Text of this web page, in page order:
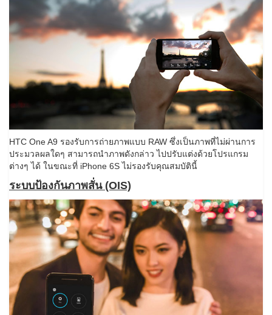
HTC One A9 รองรับการถ่ายภาพแบบ RAW ซึ่งเป็นภาพที่ไม่ผ่านการ
ประมวลผลใดๆ สามารถนำภาพดังกล่าว ไปปรับแต่งด้วยโปรแกรม
ต่างๆ ได้ ในขณะที่ iPhone 6S ไม่รองรับคุณสมบัตินี้
ระบบป้องกันภาพสั่น (OIS)